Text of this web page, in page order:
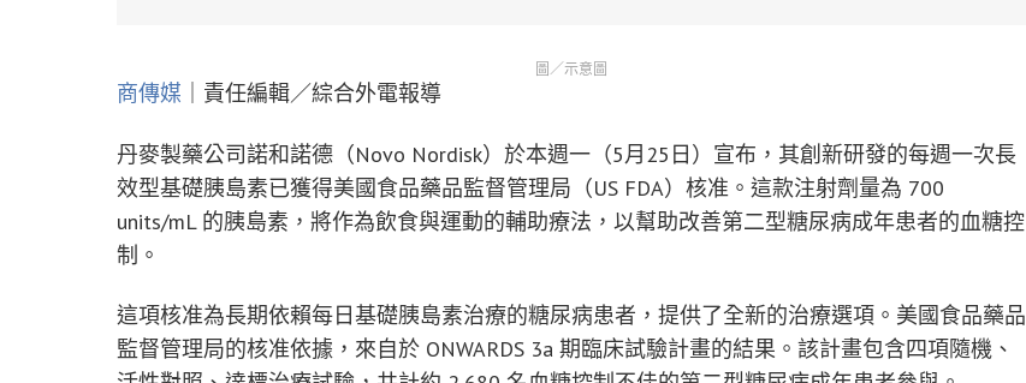
圖／示意圖
商傳媒 ｜責任編輯／綜合外電報導
丹麥製藥公司諾和諾德（Novo Nordisk）於本週一（5月25日）宣布，其創新研發的每週一次長
效型基礎胰島素已獲得美國食品藥品監督管理局（US FDA）核准。這款注射劑量為 700
units/mL 的胰島素，將作為飲食與運動的輔助療法，以幫助改善第二型糖尿病成年患者的血糖控
制。
這項核准為長期依賴每日基礎胰島素治療的糖尿病患者，提供了全新的治療選項。美國食品藥品
監督管理局的核准依據，來自於 ONWARDS 3a 期臨床試驗計畫的結果。該計畫包含四項隨機、